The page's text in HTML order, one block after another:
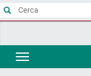
Salta
Toggle
navigation